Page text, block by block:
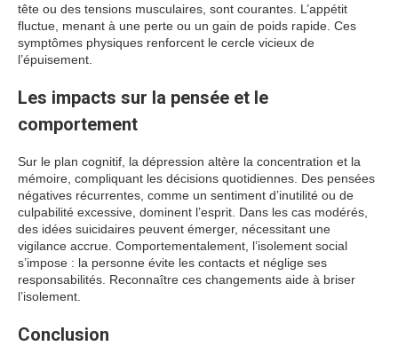
tête ou des tensions musculaires, sont courantes. L’appétit
fluctue, menant à une perte ou un gain de poids rapide. Ces
symptômes physiques renforcent le cercle vicieux de
l’épuisement.
Les impacts sur la pensée et le
comportement
Sur le plan cognitif, la dépression altère la concentration et la
mémoire, compliquant les décisions quotidiennes. Des pensées
négatives récurrentes, comme un sentiment d’inutilité ou de
culpabilité excessive, dominent l’esprit. Dans les cas modérés,
des idées suicidaires peuvent émerger, nécessitant une
vigilance accrue. Comportementalement, l’isolement social
s’impose : la personne évite les contacts et néglige ses
responsabilités. Reconnaître ces changements aide à briser
l’isolement.
Conclusion